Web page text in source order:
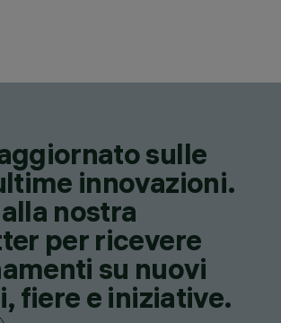
sulle
innovazioni.
nostra
per ricevere
su nuovi
fiere e iniziative.